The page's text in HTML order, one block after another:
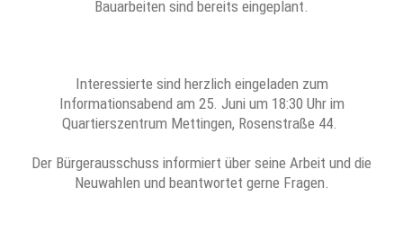
Bauarbeiten sind bereits eingeplant.
Interessierte sind herzlich eingeladen zum
Informationsabend am 25. Juni um 18:30 Uhr im
Quartierszentrum Mettingen, Rosenstraße 44.
Der Bürgerausschuss informiert über seine Arbeit und die
Neuwahlen und beantwortet gerne Fragen.